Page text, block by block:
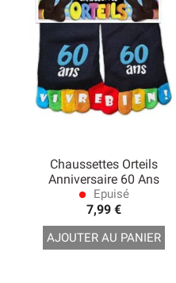
Chaussettes Orteils
Anniversaire 60 Ans
lens Epuisé
7,99 €
AJOUTER AU PANIER